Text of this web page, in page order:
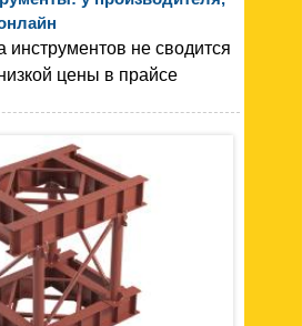
инструментов не сводится
цены в прайсе